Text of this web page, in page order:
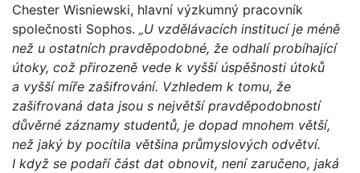
Chester Wisniewski, hlavní výzkumný pracovník
společnosti Sophos. „U vzdělávacích institucí je méně
než u ostatních pravděpodobné, že odhalí probíhající
útoky, což přirozeně vede k vyšší úspěšnosti útoků
a vyšší míře zašifrování. Vzhledem k tomu, že
zašifrovaná data jsou s největší pravděpodobností
důvěrné záznamy studentů, je dopad mnohem větší,
než jaký by pocítila většina průmyslových odvětví.
I když se podaří část dat obnovit, není zaručeno, jaká